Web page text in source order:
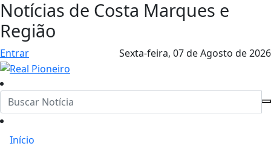
Notícias de Costa Marques e
Região
Entrar Sexta-feira, 07 de Agosto de 2026
Início